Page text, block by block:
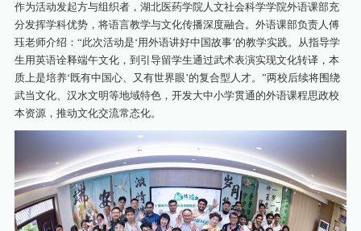
作为活动发起方与组织者，湖北医药学院人文社会科学学院外语课部充
分发挥学科优势，将语言教学与文化传播深度融合。外语课部负责人傅
珏老师介绍：“此次活动是‘用外语讲好中国故事’的教学实践。从指导学
生用英语诠释端午文化，到引导留学生通过武术表演实现文化转译，本
质上是培养‘既有中国心、又有世界眼’的复合型人才。”两校后续将围绕
武当文化、汉水文明等地域特色，开发大中小学贯通的外语课程思政校
本资源，推动文化交流常态化。